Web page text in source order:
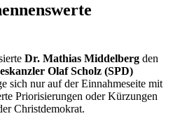
Dr. Mathias Middelberg den
Olaf Scholz (SPD)
sich nur auf der Einnahmeseite mit
Priorisierungen oder Kürzungen
Christdemokrat.